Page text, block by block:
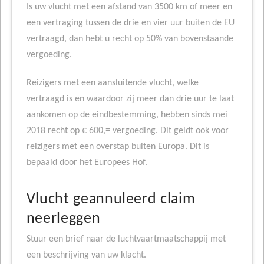
Is uw vlucht met een afstand van 3500 km of meer en
een vertraging tussen de drie en vier uur buiten de EU
vertraagd, dan hebt u recht op 50% van bovenstaande
vergoeding.
Reizigers met een aansluitende vlucht, welke
vertraagd is en waardoor zij meer dan drie uur te laat
aankomen op de eindbestemming, hebben sinds mei
2018 recht op € 600,= vergoeding. Dit geldt ook voor
reizigers met een overstap buiten Europa. Dit is
bepaald door het Europees Hof.
Vlucht geannuleerd claim
neerleggen
Stuur een brief naar de luchtvaartmaatschappij met
een beschrijving van uw klacht.